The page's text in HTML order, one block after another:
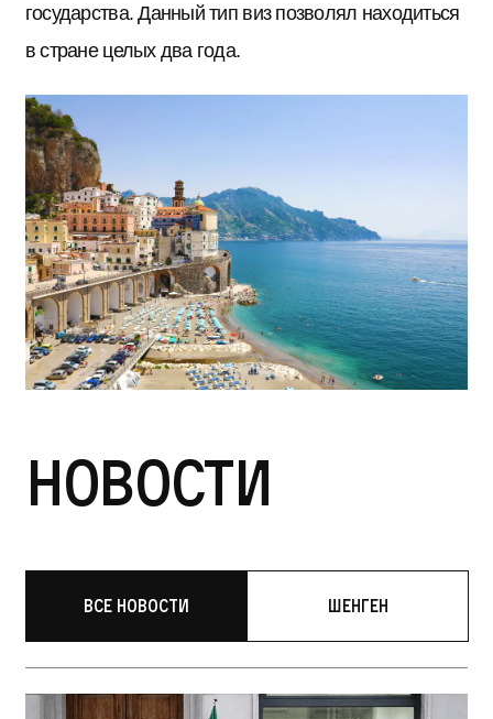
государства. Данный тип виз позволял находиться
в стране целых два года.
Новости
Все новости Шенген